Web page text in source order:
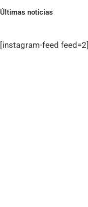
Últimas noticias
[instagram-feed feed=2]